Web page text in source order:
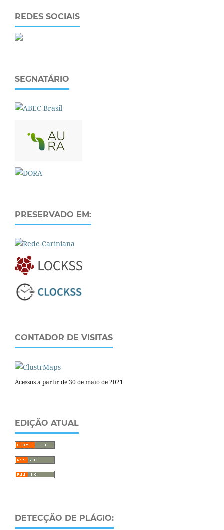
REDES SOCIAIS
SEGNATÁRIO
PRESERVADO EM:
CONTADOR DE VISITAS
Acessos a partir de 30 de maio de 2021
EDIÇÃO ATUAL
DETECÇÃO DE PLÁGIO: